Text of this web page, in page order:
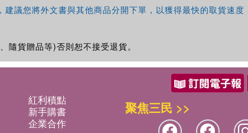
議您將外文書與其他商品分開下單，以獲得最快的取貨速度
貨贈品等)否則恕不接受退貨。
紅利積點
新手購書
企業合作
聚焦三民 >>